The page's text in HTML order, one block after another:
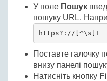
У поле Пошук
пошуку URL.
https?://[^\s]+
Поставте галочку
внизу панелі
Натисніть кнопку